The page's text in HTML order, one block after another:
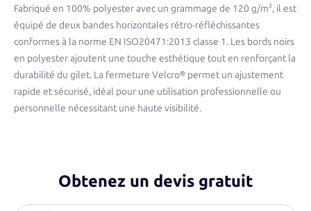
Fabriqué en 100% polyester avec un grammage de 120 g/m², il est
équipé de deux bandes horizontales rétro-réfléchissantes
conformes à la norme EN ISO20471:2013 classe 1. Les bords noirs
en polyester ajoutent une touche esthétique tout en renforçant la
durabilité du gilet. La fermeture Velcro® permet un ajustement
rapide et sécurisé, idéal pour une utilisation professionnelle ou
personnelle nécessitant une haute visibilité.​
Obtenez un devis gratuit